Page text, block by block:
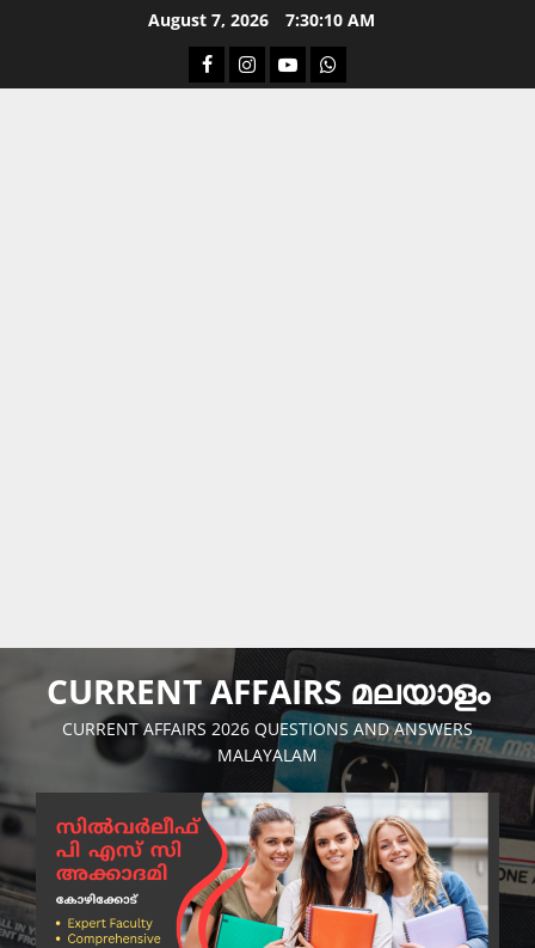
August 7, 2026 7:30:11 AM
Facebook
Instagram
YoutubeWhatsapp
CURRENT AFFAIRS മലയാളം
CURRENT AFFAIRS 2026 QUESTIONS AND ANSWERS
MALAYALAM